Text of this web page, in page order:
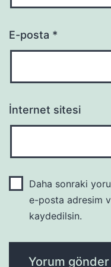
E-posta *
İnternet sitesi
Daha sonraki
e-posta adresim
kaydedilsin.